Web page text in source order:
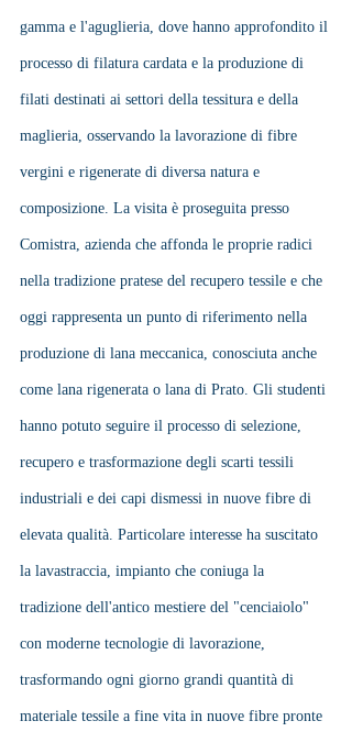
gamma e l'aguglieria, dove hanno approfondito il
processo di filatura cardata e la produzione di
filati destinati ai settori della tessitura e della
maglieria, osservando la lavorazione di fibre
vergini e rigenerate di diversa natura e
composizione. La visita è proseguita presso
Comistra, azienda che affonda le proprie radici
nella tradizione pratese del recupero tessile e che
oggi rappresenta un punto di riferimento nella
produzione di lana meccanica, conosciuta anche
come lana rigenerata o lana di Prato. Gli studenti
hanno potuto seguire il processo di selezione,
recupero e trasformazione degli scarti tessili
industriali e dei capi dismessi in nuove fibre di
elevata qualità. Particolare interesse ha suscitato
la lavastraccia, impianto che coniuga la
tradizione dell'antico mestiere del "cenciaiolo"
con moderne tecnologie di lavorazione,
trasformando ogni giorno grandi quantità di
materiale tessile a fine vita in nuove fibre pronte